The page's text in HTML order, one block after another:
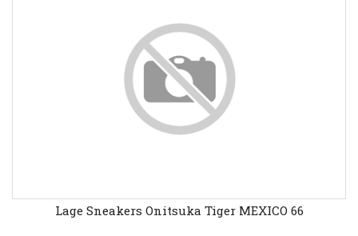
Lage Sneakers Onitsuka Tiger MEXICO 66